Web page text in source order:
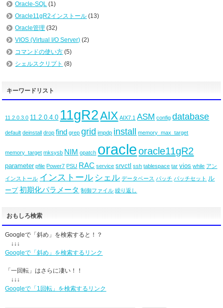
Oracle-SQL (1)
Oracle11gR2インストール (13)
Oracle管理 (32)
VIOS (Virtual I/O Server) (2)
コマンドの使い方 (5)
シェルスクリプト (8)
キーワードリスト
11.2.0.3.0 11.2.0.4.0 11gR2AIX AIX7.1 ASM config database
default deinstall drop find grep grid impdp install memory_max_target
memory_target mksysb NIM opatch oracle oracle11gR2
parameter pfile Power7 PSU RAC service srvctl ssh tablespace tar vios while アン
インストール インストール シェル データベース パッチ パッチセット ル
ープ 初期化パラメータ 制御ファイル 繰り返し
おもしろ検索
Googleで「斜め」を検索すると！？
↓↓↓
Googleで「斜め」を検索するリンク
「一回転」はさらに凄い！！
↓↓↓
Googleで「1回転」を検索するリンク